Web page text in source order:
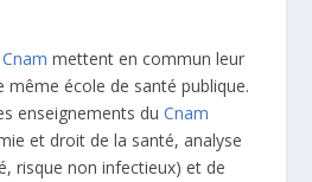
Cnam mettent en commun leur
même école de santé publique.
enseignements duCnam
et droit de la santé, analyse
risque non infectieux) et de